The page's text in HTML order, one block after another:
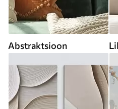
Abstraktsioon